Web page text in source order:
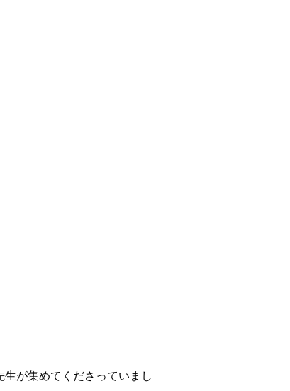
が集めてくださっていまし